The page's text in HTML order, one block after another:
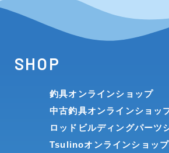
SHOP
釣具オンラインショップ
中古釣具オンラインショッ
ロッドビルディングパーツ
Tsulinoオンラインショップ